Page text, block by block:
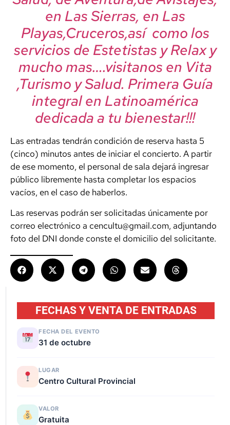
en Las Sierras, en Las
Playas,Cruceros,así como los
servicios de Estetistas y Relax y
mucho mas….visitanos en Vita
,Turismo y Salud. Primera Guía
integral en Latinoamérica
dedicada a tu bienestar!!!
Las entradas tendrán condición de reserva hasta 5
(cinco) minutos antes de iniciar el concierto. A partir
de ese momento, el personal de sala dejará ingresar
público libremente hasta completar los espacios
vacíos, en el caso de haberlos.
Las reservas podrán ser solicitadas únicamente por
correo electrónico a cencultu@gmail.com, adjuntando
foto del DNI donde conste el domicilio del solicitante.
FECHAS Y VENTA DE ENTRADAS
FECHA DEL EVENTO
31 de octubre
LUGAR
Centro Cultural Provincial
VALOR
Gratuita